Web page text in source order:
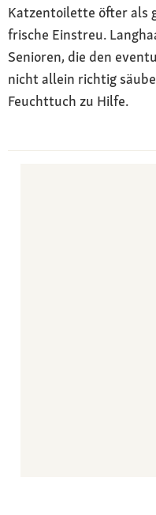
Katzentoilette öfter als
frische Einstreu.
Senioren, die den
nicht allein richtig
Feuchttuch zu Hilfe.